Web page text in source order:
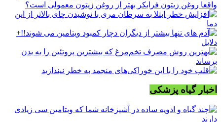
واقعا روغن زیتون فرابکر بهتر از روغن زیتون معمولی است؟
اخبار گیاه پزشکی